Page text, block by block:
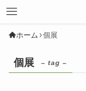
ホーム 個展
個展 – tag –